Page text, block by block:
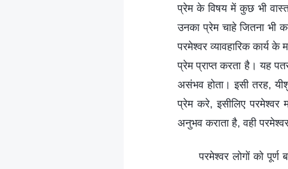
प्रेम के विषय में कुछ भी
उनका प्रेम चाहे जितना भी
परमेश्वर व्यावहारिक कार्य
प्रेम प्राप्त करता है। यह
असंभव होता। इसी तरह,
प्रेम करे, इसीलिए
अनुभव कराता है, वही
परमेश्वर लोगों को